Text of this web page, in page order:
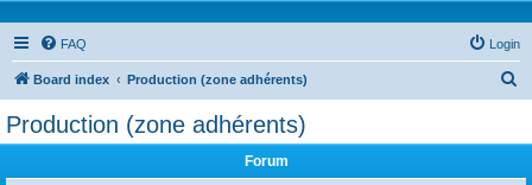
FAQ Login
Board index Production (zone adhérents)
Production (zone adhérents)
Forum